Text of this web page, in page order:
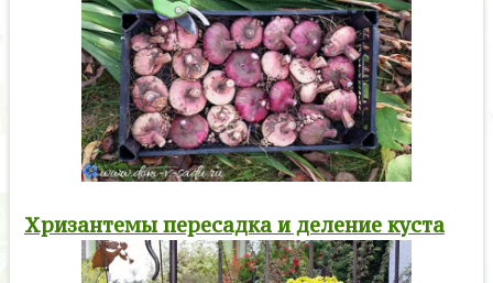
Хризантемы пересадка и деление куста